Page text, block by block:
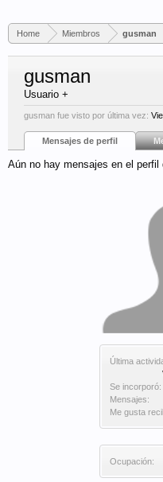
Home Miembros gusman
Última
Se incorporó:
Mensajes:
Me gusta
Ocupación:
gusman
Usuario +
gusman fue visto por última vez:
Mensajes de perfil
Aún no hay mensajes en el perfil